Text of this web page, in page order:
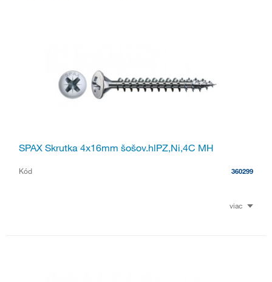
SPAX Skrutka 4x16mm šošov.hlPZ,Ni,4C MH
Kód 360299
viac